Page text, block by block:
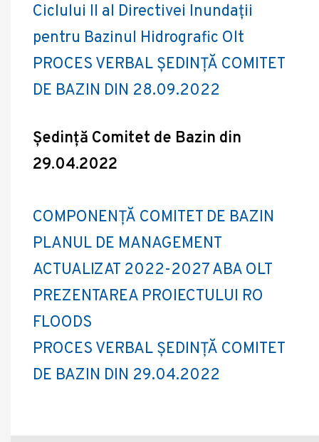
Ciclului II al Directivei Inundații
pentru Bazinul Hidrografic Olt
PROCES VERBAL ȘEDINȚĂ COMITET
DE BAZIN DIN 28.09.2022
Ședință Comitet de Bazin din
29.04.2022
COMPONENȚĂ COMITET DE BAZIN
PLANUL DE MANAGEMENT
ACTUALIZAT 2022-2027 ABA OLT
PREZENTAREA PROIECTULUI RO
FLOODS
PROCES VERBAL ȘEDINȚĂ COMITET
DE BAZIN DIN 29.04.2022